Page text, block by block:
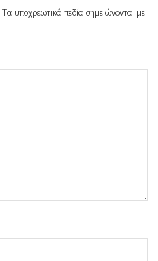
Τα υποχρεωτικά πεδία σημειώνονται με